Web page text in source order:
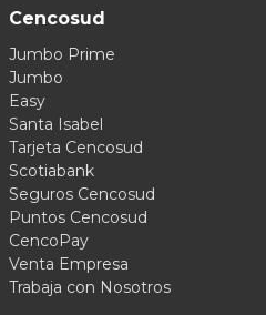
Cencosud
Jumbo Prime
Jumbo
Easy
Santa Isabel
Tarjeta Cencosud
Scotiabank
Seguros Cencosud
Puntos Cencosud
CencoPay
Venta Empresa
Trabaja con Nosotros